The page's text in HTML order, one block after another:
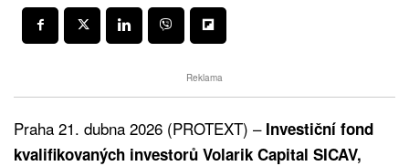
Reklama
Praha 21. dubna 2026 (PROTEXT) – Investiční fond
kvalifikovaných investorů Volarik Capital SICAV,